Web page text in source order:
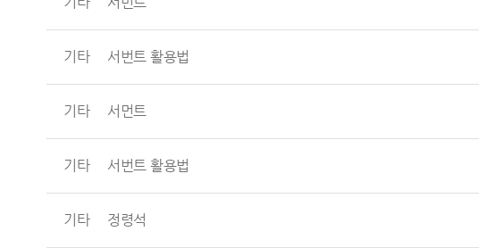
기타 서번트 활용법
기타 서먼트
기타 서번트 활용법
기타 정령석